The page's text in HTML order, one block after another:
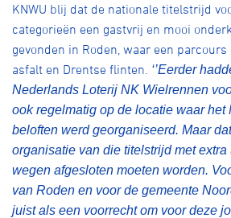
KNWU blij dat de nationale titelstrijd
categorieën een gastvrij en mooi
gevonden in Roden, waar een
asfalt en Drentse flinten. ‘’Eerder
Nederlands Loterij NK Wielrennen
ook regelmatig op de locatie waar het
beloften werd georganiseerd. Maar
organisatie van die titelstrijd met
wegen afgesloten moeten worden.
van Roden en voor de gemeente
juist als een voorrecht om voor deze